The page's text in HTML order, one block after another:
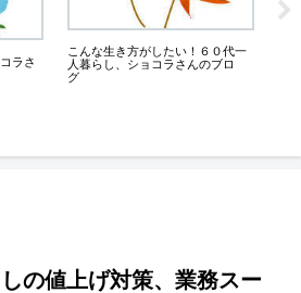
ラさ
こんな生き方がしたい！６０代一
人暮らし、ショコラさんのブロ
グ
の値上げ対策、業務スー